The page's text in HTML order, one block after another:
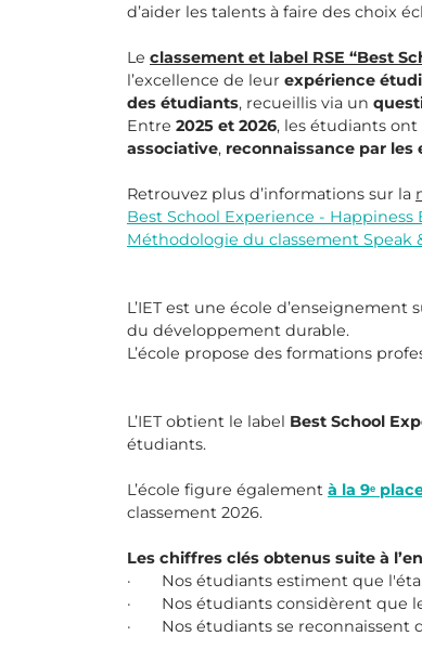
d’aider les talents à faire des choix
Le classement et label RSE “Best
l’excellence de leur expérience
des étudiants, recueillis via un
Entre 2025 et 2026, les étudiants
associative, reconnaissance par les
Retrouvez plus d’informations sur la
Best School Experience - Happiness
Méthodologie du classement Speak
L’IET est une école
du développement durable.
L’école propose des formations
L’IET obtient le label Best School
étudiants.
L’école figure également à la 9ᵉ
classement 2026.
Les chiffres clés obtenus suite à
· Nos étudiants estiment que
· Nos étudiants considèrent que
· Nos étudiants se reconnaissent